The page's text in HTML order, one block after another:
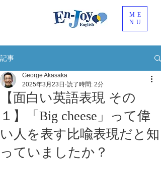
ME
NU
記事
【面白い英語表現 その
１】「Big cheese」って偉
い人を表す比喩表現だと知
っていましたか？
George Akasaka
2025年3月23日 読了時間: 2分